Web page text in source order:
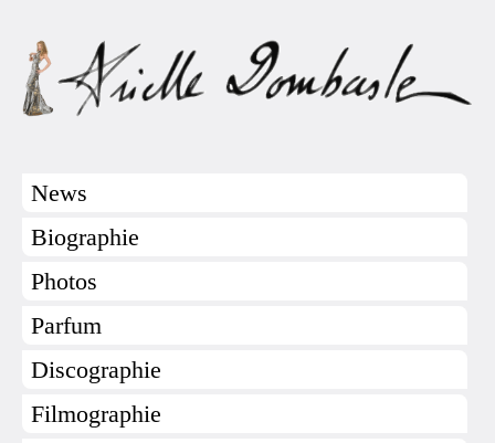
News
Biographie
Photos
Parfum
Discographie
Filmographie